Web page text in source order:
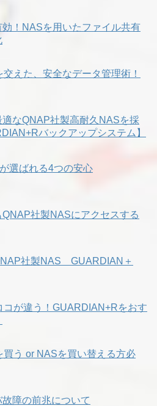
！NASを用いたファイル共有
えた、安全なデータ管理術！
適なQNAP社製高耐久NASを採
バックアップシステム】
選ばれる4つの安心
社製NASにアクセスする
社製NAS GUARDIAN＋
コが違う！GUARDIAN+Rをおす
買う or NASを買い替える方必
障の前兆について